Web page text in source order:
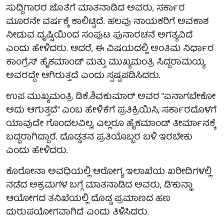
ಸುದ್ದಿಗಾರರ ಜೊತೆಗೆ ಮಾತನಾಡಿದ ಅವರು, ಸರ್ಕಾರ
ಮೂರನೇ ವರ್ಷಕ್ಕೆ ಕಾಲಿಟ್ಟಿದೆ. ಹಲವು ನಾಯಕರಿಗೆ ಅವಕಾಶ
ನೀಡುವ ದೃಷ್ಟಿಯಿಂದ ಸಂಪುಟ ಪುನಾರಚನೆ ಅಗತ್ಯವಿದೆ
ಎಂದು ಹೇಳಿದರು. ಆದರೆ, ಈ ವಿಷಯದಲ್ಲಿ ಅಂತಿಮ ನಿರ್ಧಾರ
ಕಾಂಗ್ರೆಸ್ ಹೈಕಮಾಂಡ್ ಮತ್ತು ಮುಖ್ಯಮಂತ್ರಿ ಸಿದ್ದರಾಮಯ್ಯ
ಅವರದ್ದೇ ಆಗಿರುತ್ತದೆ ಎಂದು ಸ್ಪಷ್ಟಪಡಿಸಿದರು.
ಉಪ ಮುಖ್ಯಮಂತ್ರಿ ಡಿಕೆ.ಶಿವಕುಮಾರ್ ಅವರ “ಏನಾಗಬೇಕೋ
ಅದು ಆಗುತ್ತದೆ” ಎಂಬ ಹೇಳಿಕೆಗೆ ಪ್ರತಿಕ್ರಿಯಿಸಿ, ಸರ್ಕಾರದೊಳಗೆ
ಯಾವುದೇ ಗೊಂದಲವಿಲ್ಲ, ಎಲ್ಲರೂ ಹೈಕಮಾಂಡ್ ತೀರ್ಮಾನಕ್ಕೆ
ಬದ್ಧರಾಗಿದ್ದಾರೆ. ದೊಡ್ಡತನ ಪ್ರತಿಯೊಬ್ಬರ ಬಳಿ ಇರಬೇಕು
ಎಂದು ಹೇಳಿದರು.
ಕೊರೋನಾ ಅವಧಿಯಲ್ಲಿ ಆರೋಗ್ಯ ಇಲಾಖೆಯ ಖರೀದಿಗಳಲ್ಲಿ
ನಡೆದ ಅಕ್ರಮಗಳ ಬಗ್ಗೆ ಮಾತನಾಡಿದ ಅವರು, ಡಿ'ಕುನ್ಹಾ
ಆಯೋಗದ ತನಿಖೆಯಲ್ಲಿ ದೊಡ್ಡ ಪ್ರಮಾಣದ ಹಣ
ದುರುಪಯೋಗವಾಗಿದೆ ಎಂದು ತಿಳಿಸಿದರು.